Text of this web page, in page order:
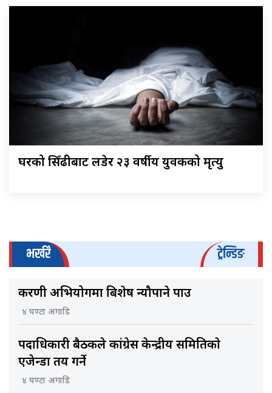
घरको सिँढीबाट लडेर २३ वर्षीय युवकको मृत्यु
भर्खरै ट्रेन्डिङ
करणी अभियोगमा बिशेष न्यौपाने पक्राउ
४ घण्टा अगाडि
पदाधिकारी बैठकले कांग्रेस केन्द्रीय समितिकाे
एजेन्डा तय गर्ने
४ घण्टा अगाडि